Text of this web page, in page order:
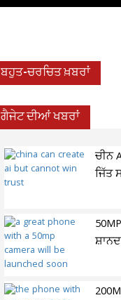
ਬਹੁਤ-ਚਰਚਿਤ ਖ਼ਬਰਾਂ
ਗੈਜੇਟ ਦੀਆਂ ਖਬਰਾਂ
ਚੀਨ
ਜਿੱਤ